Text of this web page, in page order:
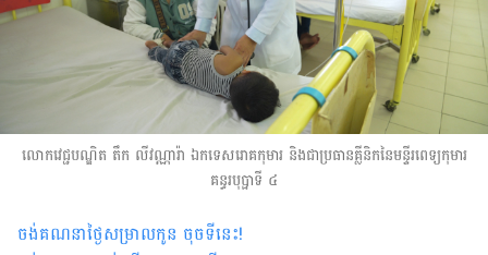
លោកវេជ្ជបណ្ឌិត តឹក លីវណ្ណារ៉ា ឯកទេសរោគកុមារ និងជាប្រធានគ្លីនិក​នៃមន្ទីរពេទ្យកុមារ
គន្ធរបុប្ផាទី ៤
ចង់គណនាថ្ងៃសម្រាលកូន ចុចទីនេះ!